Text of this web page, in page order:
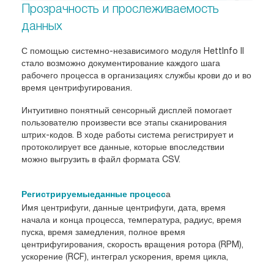
Прозрачность и прослеживаемость
данных
С помощью системно-независимого модуля HettInfo II
стало возможно документирование каждого шага
рабочего процесса в организациях службы крови до и во
время центрифугирования.
Интуитивно понятный сенсорный дисплей помогает
пользователю произвести все этапы сканирования
штрих-кодов. В ходе работы система регистрирует и
протоколирует все данные, которые впоследствии
можно выгрузить в файл формата CSV.
Регистрируемыеданные процесса
Имя центрифуги, данные центрифуги, дата, время
начала и конца процесса, температура, радиус, время
пуска, время замедления, полное время
центрифугирования, скорость вращения ротора (RPM),
ускорение (RCF), интеграл ускорения, время цикла,